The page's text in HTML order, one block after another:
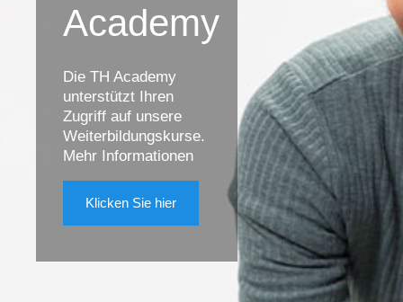
Academy
Die TH Academy
unterstützt Ihren
Zugriff auf unsere
Weiterbildungskurse.
Mehr Informationen
Klicken Sie hier